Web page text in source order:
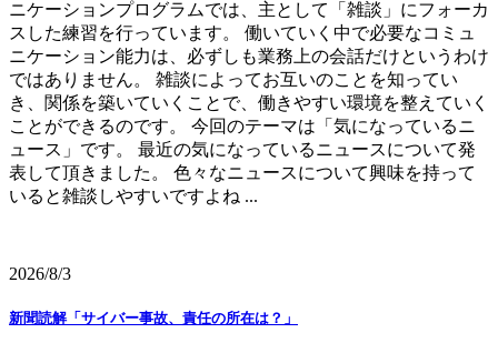
ニケーションプログラムでは、主として「雑談」にフォーカ
スした練習を行っています。 働いていく中で必要なコミュ
ニケーション能力は、必ずしも業務上の会話だけというわけ
ではありません。 雑談によってお互いのことを知ってい
き、関係を築いていくことで、働きやすい環境を整えていく
ことができるのです。 今回のテーマは「気になっているニ
ュース」です。 最近の気になっているニュースについて発
表して頂きました。 色々なニュースについて興味を持って
いると雑談しやすいですよね ...
2026/8/3
新聞読解「サイバー事故、責任の所在は？」